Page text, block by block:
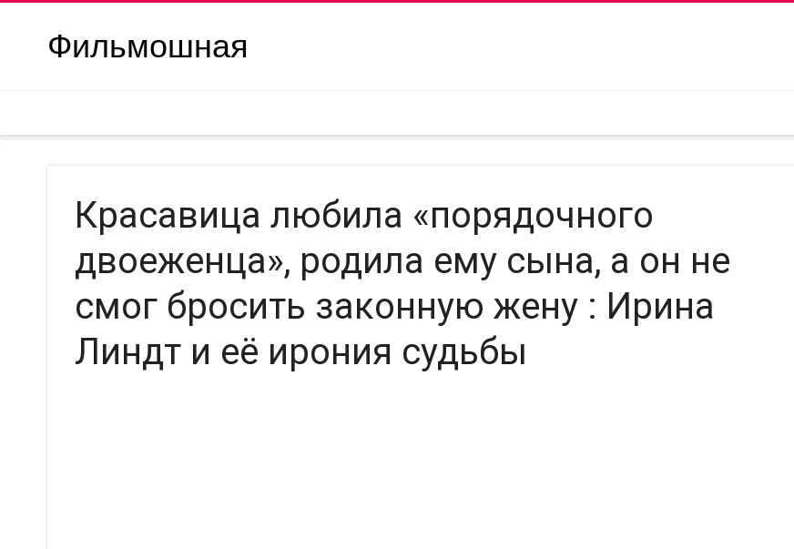
Фильмошная
Красавица любила «порядочного
двоеженца», родила ему сына, а он не
смог бросить законную жену : Ирина
Линдт и её ирония судьбы